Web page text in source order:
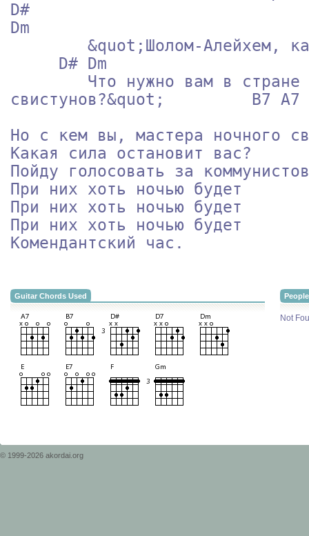
D#
Dm
свистунов?&quot;         B7 A7
Но с кем вы, мастера ночного
Какая сила остановит вас?
Пойду голосовать за
При них хоть ночью будет
При них хоть ночью будет
При них хоть ночью будет
Комендантский час.
Guitar Chords Used
Not
© 1999-2026 akordai.org